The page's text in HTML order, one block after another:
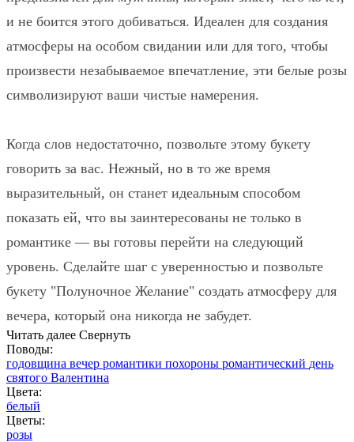
и не боится этого добиваться. Идеален для создания
атмосферы на особом свидании или для того, чтобы
произвести незабываемое впечатление, эти белые розы
символизируют ваши чистые намерения.
Когда слов недостаточно, позвольте этому букету
говорить за вас. Нежный, но в то же время
выразительный, он станет идеальным способом
показать ей, что вы заинтересованы не только в
романтике — вы готовы перейти на следующий
уровень. Сделайте шаг с уверенностью и позвольте
букету "Полуночное Желание" создать атмосферу для
вечера, который она никогда не забудет.
Читать далее Свернуть
Поводы:
годовщина вечер романтики похороны романтический день
святого Валентина
Цвета:
белый
Цветы:
розы